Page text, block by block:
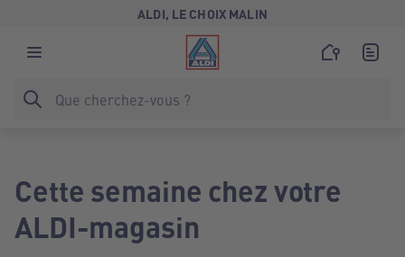
ALDI, LE CHOIX MALIN
Cette semaine chez votre
ALDI-magasin